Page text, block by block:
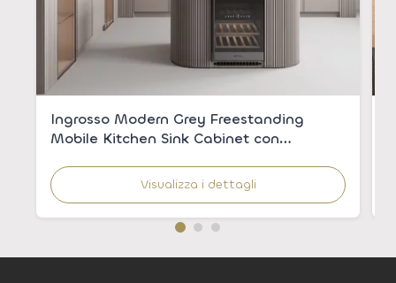
Ingrosso Modern Grey Freestanding
Mobile Kitchen Sink Cabinet con
Visualizza i dettagli